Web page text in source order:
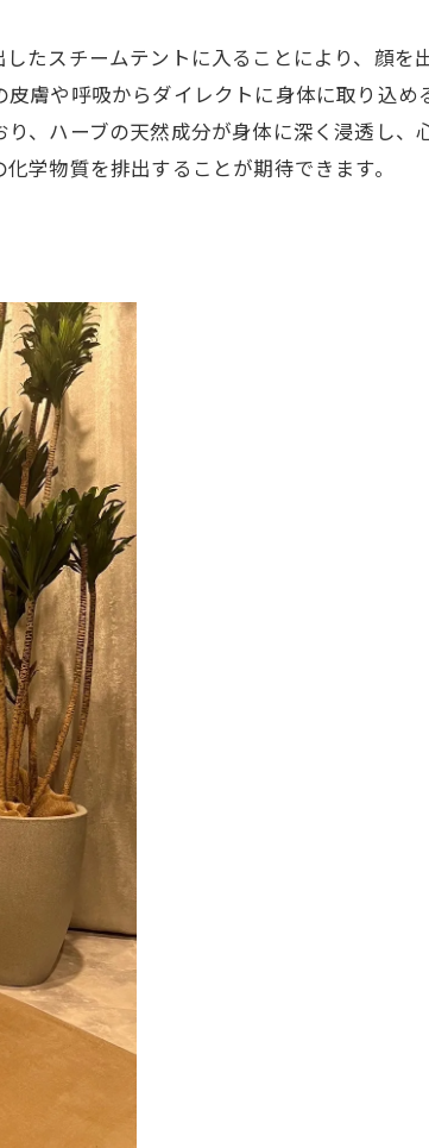
たスチームテントに入ることにより、顔
膚や呼吸からダイレクトに身体に取り込め
、ハーブの天然成分が身体に深く浸透し
学物質を排出することが期待できます。